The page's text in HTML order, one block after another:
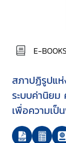
E-BOOKS
สภาปฏิรูปแ
ระบบค่านิย
เพื่อความเป็
สมบูรณ์